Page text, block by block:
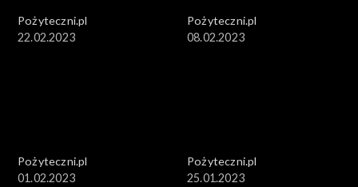
Pożyteczni.pl
22.02.2023
Pożyteczni.pl
08.02.2023
Pożyteczni.pl
01.02.2023
Pożyteczni.pl
25.01.2023